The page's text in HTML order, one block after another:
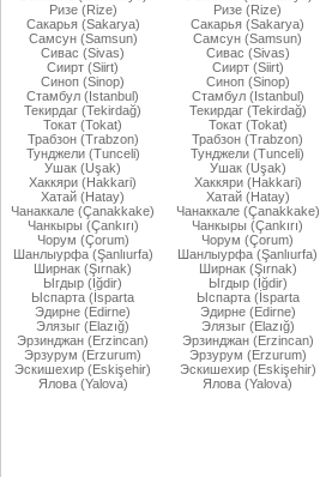
Ризе (Rize)
Сакарья (Sakarya)
Самсун (Samsun)
Сивас (Sivas)
Сиирт (Siirt)
Синоп (Sinop)
Стамбул (Istanbul)
Текирдаг (Tekirdağ)
Токат (Tokat)
Трабзон (Trabzon)
Тунджели (Tunceli)
Ушак (Uşak)
Хаккяри (Hakkari)
Хатай (Hatay)
Чанаккале (Çanakkake)
Чанкыры (Çankırı)
Чорум (Çorum)
Шанлыурфа (Şanlıurfa)
Ширнак (Şırnak)
Ыгдыр (Iğdir)
Ыспарта (İsparta
Эдирне (Edirne)
Элязыг (Elazığ)
Эрзинджан (Erzincan)
Эрзурум (Erzurum)
Эскишехир (Eskişehir)
Ялова (Yalova)
Ризе (Rize)
Сакарья (Sakarya)
Самсун (Samsun)
Сивас (Sivas)
Сиирт (Siirt)
Синоп (Sinop)
Стамбул (Istanbul)
Текирдаг (Tekirdağ)
Токат (Tokat)
Трабзон (Trabzon)
Тунджели (Tunceli)
Ушак (Uşak)
Хаккяри (Hakkari)
Хатай (Hatay)
Чанаккале (Çanakkake)
Чанкыры (Çankırı)
Чорум (Çorum)
Шанлыурфа (Şanlıurfa)
Ширнак (Şırnak)
Ыгдыр (Iğdir)
Ыспарта (İsparta
Эдирне (Edirne)
Элязыг (Elazığ)
Эрзинджан (Erzincan)
Эрзурум (Erzurum)
Эскишехир (Eskişehir)
Ялова (Yalova)